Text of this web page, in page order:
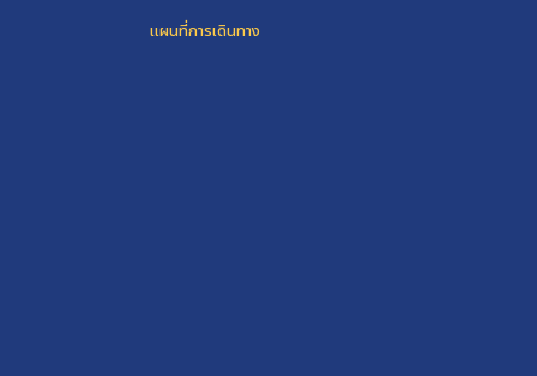
แผนที่การเดินทาง